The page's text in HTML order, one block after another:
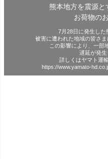
熊本地方を震源と
お荷物の
7月28日に発生した
被害に遭われた地域の皆さ
この影響により、一部
遅延が発生
詳しくはヤマト運
https://www.yamato-